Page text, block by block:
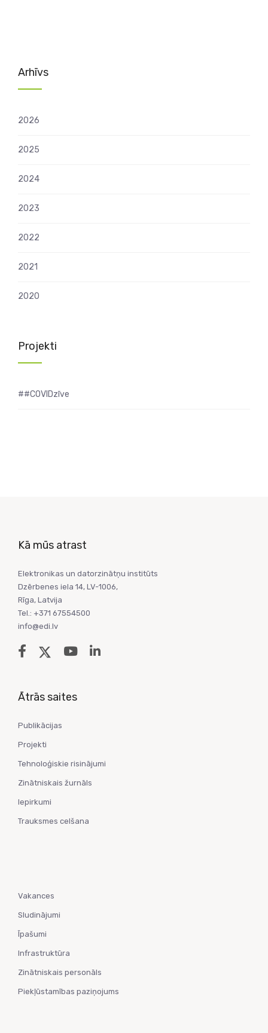
Arhīvs
2026
2025
2024
2023
2022
2021
2020
Projekti
##COVIDzīve
Kā mūs atrast
Elektronikas un datorzinātņu institūts
Dzērbenes iela 14, LV-1006,
Rīga, Latvija
Tel.: +371 67554500
info@edi.lv
Ātrās saites
Publikācijas
Projekti
Tehnoloģiskie risinājumi
Zinātniskais žurnāls
Iepirkumi
Trauksmes celšana
Vakances
Sludinājumi
Īpašumi
Infrastruktūra
Zinātniskais personāls
Piekļūstamības paziņojums